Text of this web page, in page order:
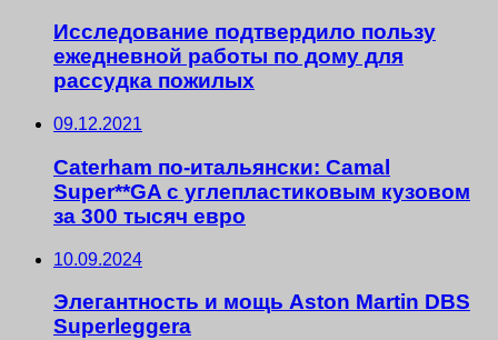
Исследование подтвердило пользу
ежедневной работы по дому для
рассудка пожилых
09.12.2021
Caterham по-итальянски: Camal
Super**GA с углепластиковым кузовом
за 300 тысяч евро
10.09.2024
Элегантность и мощь Aston Martin DBS
Superleggera